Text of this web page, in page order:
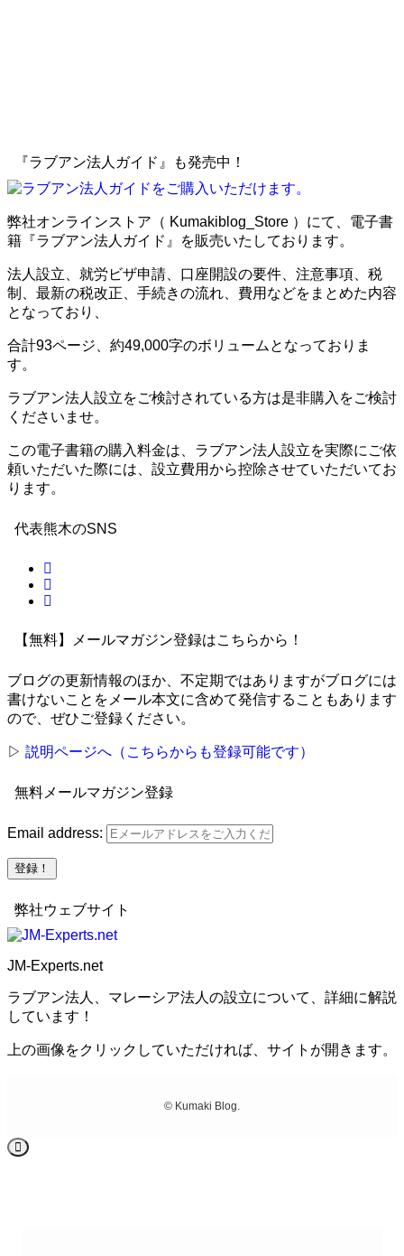
『ラブアン法人ガイド』も発売中！
弊社オンラインストア（ Kumakiblog_Store ）にて、電子書
籍『ラブアン法人ガイド』を販売いたしております。
法人設立、就労ビザ申請、口座開設の要件、注意事項、税
制、最新の税改正、手続きの流れ、費用などをまとめた内容
となっており、
合計93ページ、約49,000字のボリュームとなっておりま
す。
ラブアン法人設立をご検討されている方は是非購入をご検討
くださいませ。
この電子書籍の購入料金は、ラブアン法人設立を実際にご依
頼いただいた際には、設立費用から控除させていただいてお
ります。
代表熊木のSNS
【無料】メールマガジン登録はこちらから！
ブログの更新情報のほか、不定期ではありますがブログには
書けないことをメール本文に含めて発信することもあります
ので、ぜひご登録ください。
▷ 説明ページへ（こちらからも登録可能です）
無料メールマガジン登録
Email address:
弊社ウェブサイト
JM-Experts.net
ラブアン法人、マレーシア法人の設立について、詳細に解説
しています！
上の画像をクリックしていただければ、サイトが開きます。
© Kumaki Blog.